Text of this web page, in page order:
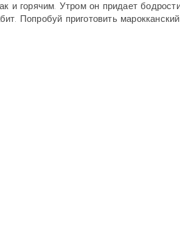
и горячим. Утром он придает
Попробуй приготовить марокканский